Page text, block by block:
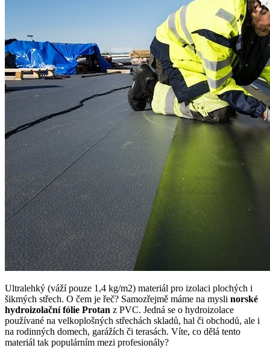
Ultralehký (váží pouze 1,4 kg/m2) materiál pro izolaci plochých i
šikmých střech. O čem je řeč? Samozřejmě máme na mysli norské
hydroizolační fólie Protan z PVC. Jedná se o hydroizolace
používané na velkoplošných střechách skladů, hal či obchodů, ale i
na rodinných domech, garážích či terasách. Víte, co dělá tento
materiál tak populárním mezi profesionály?